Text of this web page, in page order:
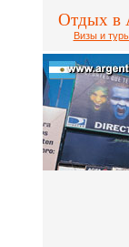
Отдых в
Визы и